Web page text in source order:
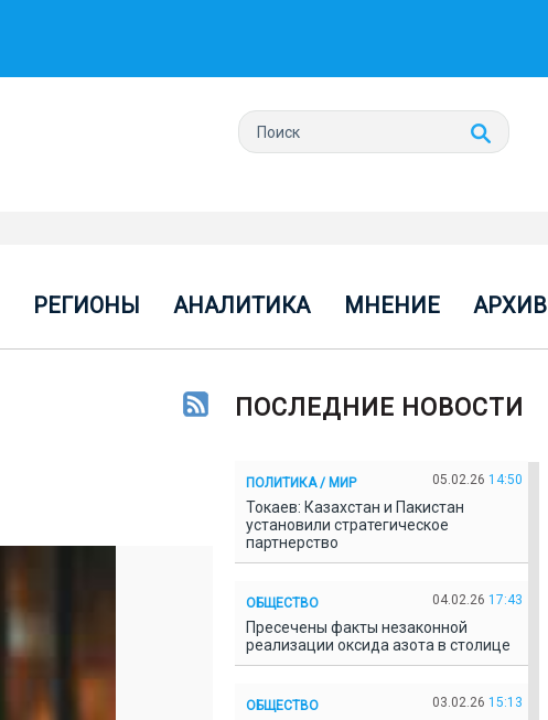
РЕГИОНЫ АНАЛИТИКА МНЕНИЕ АРХИВ
ПОСЛЕДНИЕ НОВОСТИ
ПОЛИТИКА / МИР 05.02.26 14:50
Токаев: Казахстан и Пакистан
установили стратегическое
партнерство
ОБЩЕСТВО 04.02.26 17:43
Пресечены факты незаконной
реализации оксида азота в столице
ОБЩЕСТВО 03.02.26 15:13